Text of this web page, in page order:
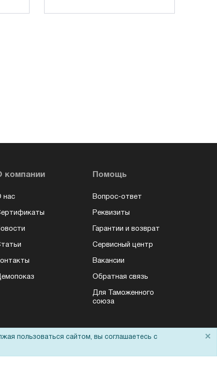
компании
нас
Помощь
Вопрос-ответ
Реквизиты
Гарантии и возврат
Сервисный центр
Вакансии
Обратная связь
Для Таможенного
союза
пользоваться сайтом, вы соглашаетесь с ×